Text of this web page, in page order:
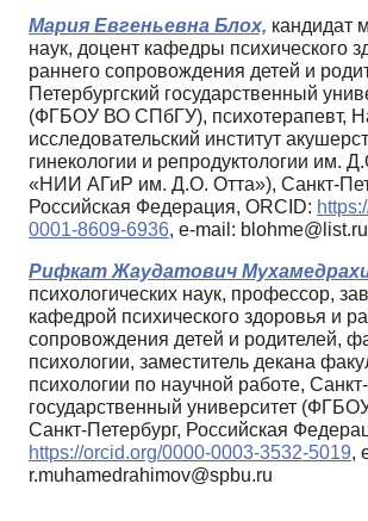
Мария Евгеньевна Блох, кандидат
наук, доцент кафедры психического
раннего сопровождения детей и
Петербургский государственный
(ФГБОУ ВО СПбГУ), психотерапевт,
исследовательский институт
гинекологии и репродуктологии им.
«НИИ АГиР им. Д.О. Отта»), Санкт-
Российская Федерация, ORCID:
0001-8609-6936, e-mail: blohme@list.ru
Рифкат Жаудатович
психологических наук, профессор,
кафедрой психического здоровья и
сопровождения детей и родителей,
психологии, заместитель декана
психологии по научной работе,
государственный университет
Санкт-Петербург, Российская
https://orcid.org/0000-0003-3532-5019,
r.muhamedrahimov@spbu.ru